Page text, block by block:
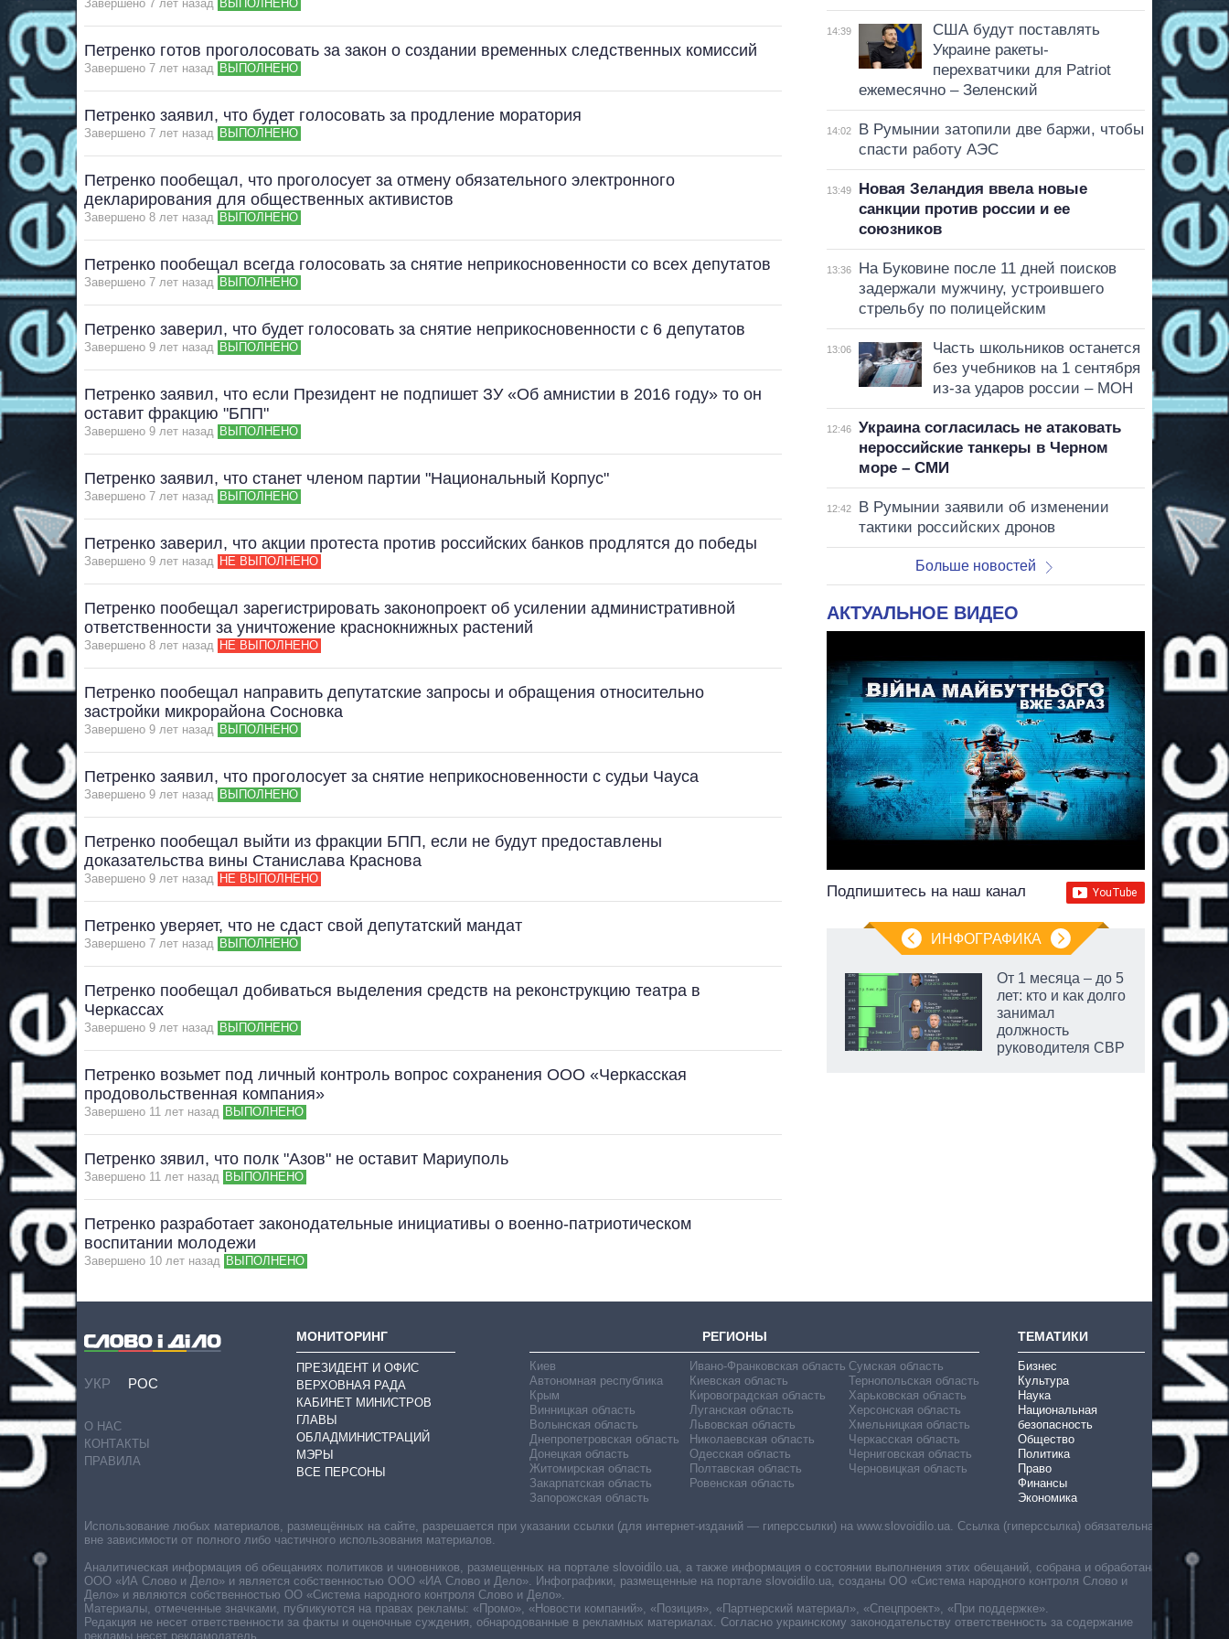
Завершено 7 лет назад ВЫПОЛНЕНО
Петренко готов проголосовать за закон о создании временных следственных комиссий
Завершено 7 лет назад ВЫПОЛНЕНО
Петренко заявил, что будет голосовать за продление моратория
Завершено 7 лет назад ВЫПОЛНЕНО
Петренко пообещал, что проголосует за отмену обязательного электронного
декларирования для общественных активистов
Завершено 8 лет назад ВЫПОЛНЕНО
Петренко пообещал всегда голосовать за снятие неприкосновенности со всех депутатов
Завершено 7 лет назад ВЫПОЛНЕНО
Петренко заверил, что будет голосовать за снятие неприкосновенности с 6 депутатов
Завершено 9 лет назад ВЫПОЛНЕНО
Петренко заявил, что если Президент не подпишет ЗУ «Об амнистии в 2016 году» то он
оставит фракцию "БПП"
Завершено 9 лет назад ВЫПОЛНЕНО
Петренко заявил, что станет членом партии "Национальный Корпус"
Завершено 7 лет назад ВЫПОЛНЕНО
Петренко заверил, что акции протеста против российских банков продлятся до победы
Завершено 9 лет назад НЕ ВЫПОЛНЕНО
Петренко пообещал зарегистрировать законопроект об усилении административной
ответственности за уничтожение краснокнижных растений
Завершено 8 лет назад НЕ ВЫПОЛНЕНО
Петренко пообещал направить депутатские запросы и обращения относительно
застройки микрорайона Сосновка
Завершено 9 лет назад ВЫПОЛНЕНО
Петренко заявил, что проголосует за снятие неприкосновенности с судьи Чауса
Завершено 9 лет назад ВЫПОЛНЕНО
Петренко пообещал выйти из фракции БПП, если не будут предоставлены
доказательства вины Станислава Краснова
Завершено 9 лет назад НЕ ВЫПОЛНЕНО
Петренко уверяет, что не сдаст свой депутатский мандат
Завершено 7 лет назад ВЫПОЛНЕНО
Петренко пообещал добиваться выделения средств на реконструкцию театра в
Черкассах
Завершено 9 лет назад ВЫПОЛНЕНО
Петренко возьмет под личный контроль вопрос сохранения ООО «Черкасская
продовольственная компания»
Завершено 11 лет назад ВЫПОЛНЕНО
Петренко зявил, что полк "Азов" не оставит Мариуполь
Завершено 11 лет назад ВЫПОЛНЕНО
Петренко разработает законодательные инициативы о военно-патриотическом
воспитании молодежи
Завершено 10 лет назад ВЫПОЛНЕНО
14:39
США будут поставлять
Украине ракеты-
перехватчики для Patriot
ежемесячно – Зеленский
14:02
В Румынии затопили две баржи, чтобы
спасти работу АЭС
13:49
Новая Зеландия ввела новые
санкции против россии и ее
союзников
13:36
На Буковине после 11 дней поисков
задержали мужчину, устроившего
стрельбу по полицейским
13:06
Часть школьников останется
без учебников на 1 сентября
из-за ударов россии – МОН
12:46
Украина согласилась не атаковать
нероссийские танкеры в Черном
море – СМИ
12:42
В Румынии заявили об изменении
тактики российских дронов
Больше новостей
АКТУАЛЬНОЕ ВИДЕО
Подпишитесь на наш канал
ИНФОГРАФИКА
массированных
область стали
От 1 месяца – до 5
лет: кто и как долго
занимал
должность
руководителя СВР
УКР РОС
О НАС
КОНТАКТЫ
ПРАВИЛА
МОНИТОРИНГ
ПРЕЗИДЕНТ И ОФИС
ВЕРХОВНАЯ РАДА
КАБИНЕТ МИНИСТРОВ
ГЛАВЫ
ОБЛАДМИНИСТРАЦИЙ
МЭРЫ
ВСЕ ПЕРСОНЫ
РЕГИОНЫ
Киев
Автономная республика
Крым
Винницкая область
Волынская область
Днепропетровская область
Донецкая область
Житомирская область
Закарпатская область
Запорожская область
Ивано-Франковская область
Киевская область
Кировоградская область
Луганская область
Львовская область
Николаевская область
Одесская область
Полтавская область
Ровенская область
Сумская область
Тернопольская область
Харьковская область
Херсонская область
Хмельницкая область
Черкасская область
Черниговская область
Черновицкая область
ТЕМАТИКИ
Бизнес
Культура
Наука
Национальная
безопасность
Общество
Политика
Право
Финансы
Экономика
Использование любых материалов, размещённых на сайте, разрешается при указании ссылки (для интернет-изданий — гиперссылки) на www.slovoidilo.ua. Ссылка (гиперссылка) обязательна
вне зависимости от полного либо частичного использования материалов.
Аналитическая информация об обещаниях политиков и чиновников, размещенных на портале slovoidilo.ua, а также информация о состоянии выполнения этих обещаний, собрана и обработана
ООО «ИА Слово и Дело» и является собственностью ООО «ИА Слово и Дело». Инфографики, размещенные на портале slovoidilo.ua, созданы ОО «Система народного контроля Слово и
Дело» и являются собственностью ОО «Система народного контроля Слово и Дело».
Материалы, отмеченные значками, публикуются на правах рекламы: «Промо», «Новости компаний», «Позиция», «Партнерский материал», «Спецпроект», «При поддержке».
Редакция не несет ответственности за факты и оценочные суждения, обнародованные в рекламных материалах. Согласно украинскому законодательству ответственность за содержание
рекламы несет рекламодатель.